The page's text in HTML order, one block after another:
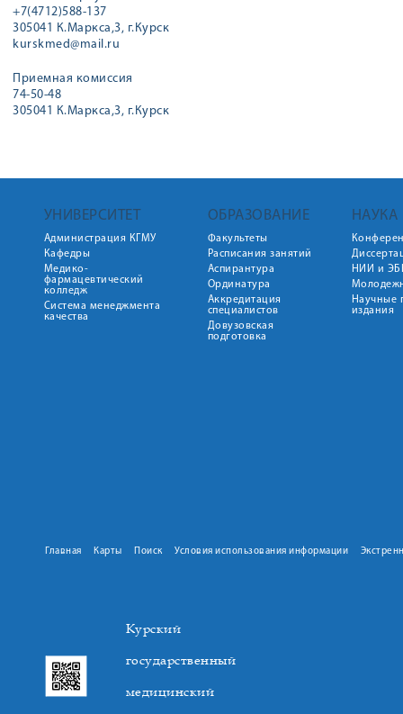
+7(4712)588-137
305041 К.Маркса,3, г.Курск
kurskmed@mail.ru
Приемная комиссия
74-50-48
305041 К.Маркса,3, г.Курск
УНИВЕРСИТЕТ
Администрация КГМУ
Кафедры
Медико-
фармацевтический
колледж
Система менеджмента
качества
ОБРАЗОВАНИЕ
Факультеты
Расписания занятий
Аспирантура
Ординатура
Аккредитация
специалистов
Довузовская
подготовка
НАУКА
НИИ и
Научные
издания
Главная Карты Поиск Условия использования информации
Курский
государственный
медицинский